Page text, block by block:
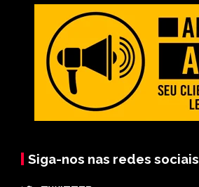
Siga-nos nas redes sociais